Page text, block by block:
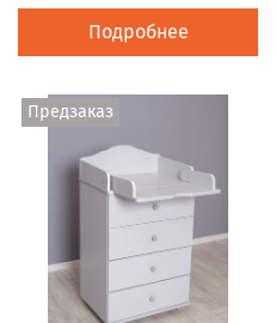
Подробнее
Предзаказ